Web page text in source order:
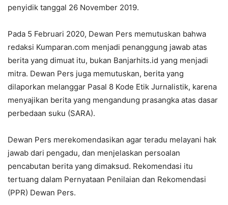
penyidik tanggal 26 November 2019.
Pada 5 Februari 2020, Dewan Pers memutuskan bahwa
redaksi Kumparan.com menjadi penanggung jawab atas
berita yang dimuat itu, bukan Banjarhits.id yang menjadi
mitra. Dewan Pers juga memutuskan, berita yang
dilaporkan melanggar Pasal 8 Kode Etik Jurnalistik, karena
menyajikan berita yang mengandung prasangka atas dasar
perbedaan suku (SARA).
Dewan Pers merekomendasikan agar teradu melayani hak
jawab dari pengadu, dan menjelaskan persoalan
pencabutan berita yang dimaksud. Rekomendasi itu
tertuang dalam Pernyataan Penilaian dan Rekomendasi
(PPR) Dewan Pers.